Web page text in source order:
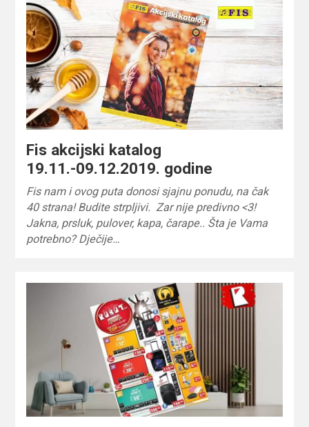
Fis akcijski katalog
19.11.-09.12.2019. godine
Fis nam i ovog puta donosi sjajnu ponudu, na čak
40 strana! Budite strpljivi. Zar nije predivno <3!
Jakna, prsluk, pulover, kapa, čarape.. Šta je Vama
potrebno? Dječije…